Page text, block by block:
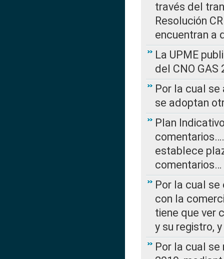
través del
Resolución
encuentran a
La UPME
del CNO
Por la cual
se adoptan
Plan
establece
comentarios…
Por la cual
con la
tiene que ver
y su registro,
Por la cual